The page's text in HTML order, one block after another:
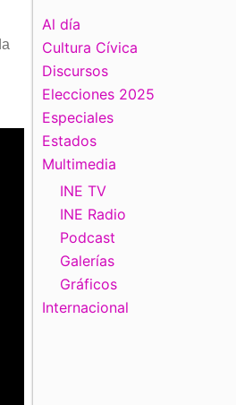
Al día
Cultura Cívica
Discursos
Elecciones 2025
Especiales
Estados
Multimedia
INE TV
INE Radio
Podcast
Galerías
Gráficos
Internacional